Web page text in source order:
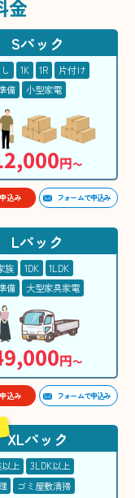
金
Sパック
1K 1R
片付け
備
小型家電
円〜
込み フォームで申込み
Lパック
族 1DK
1LDK
備
大型家具家電
円〜
込み フォームで申込み
XLパック
上
3LDK以上
ゴミ屋敷清掃